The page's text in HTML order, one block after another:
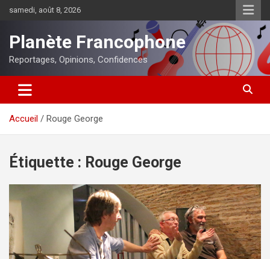
samedi, août 8, 2026
Planète Francophone
Reportages, Opinions, Confidences
Accueil Rouge George
Étiquette : Rouge George